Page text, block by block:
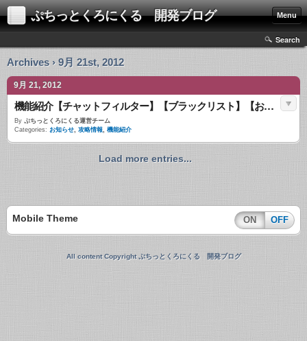
ぷちっとくろにくる 開発ブログ Menu
Search
Archives › 9月 21st, 2012
9月 21, 2012
機能紹介【チャットフィルター】【ブラックリスト】【お問い合わせ】
By ぷちっとくろにくる運営チーム
Categories: お知らせ, 攻略情報, 機能紹介
Load more entries...
Mobile Theme ON OFF
All content Copyright ぷちっとくろにくる 開発ブログ